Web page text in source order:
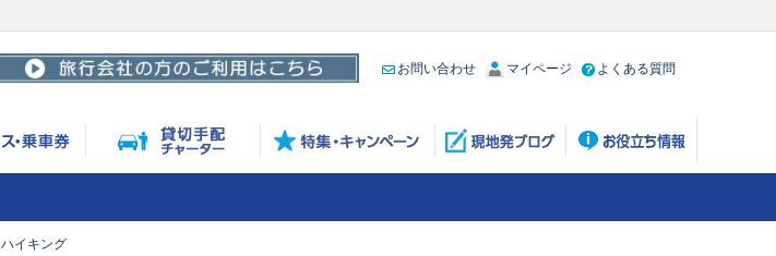
お問い合わせ マイページ よくある質問
ハイキング